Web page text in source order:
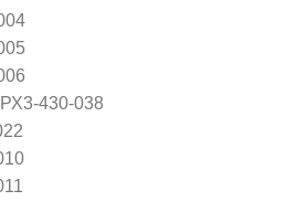
430-038